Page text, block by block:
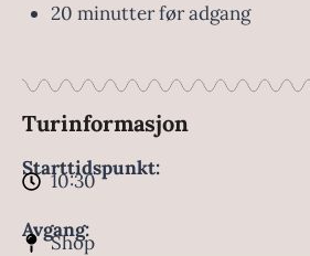
20 minutter før adgang
Turinformasjon
Starttidspunkt:
10:30
Avgang:
Shop